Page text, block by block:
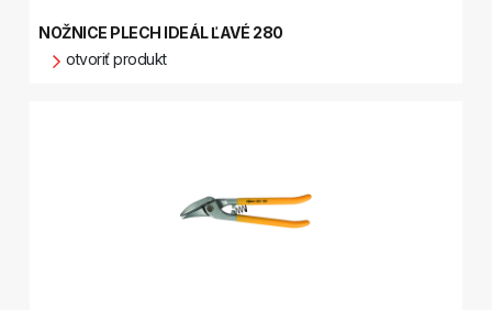
NOŽNICE PLECH IDEÁL ĽAVÉ 280
otvoriť produkt